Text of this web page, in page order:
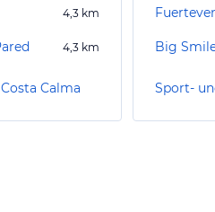
4,3 km
4,3 km
Calma
Big